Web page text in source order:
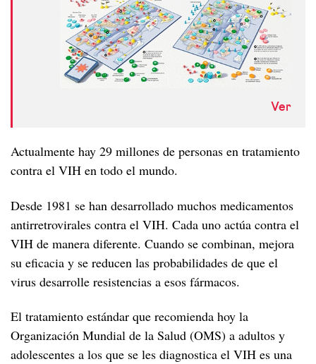
Cáncer y VIH
Menopausia y VIH
A los 30
A los 40
A los 50
Ver
Actualmente hay 29 millones de personas en tratamiento
contra el VIH en todo el mundo.
Desde 1981 se han desarrollado muchos medicamentos
antirretrovirales contra el VIH. Cada uno actúa contra el
VIH de manera diferente. Cuando se combinan, mejora
su eficacia y se reducen las probabilidades de que el
virus desarrolle resistencias a esos fármacos.
El tratamiento estándar que recomienda hoy la
Organización Mundial de la Salud (OMS) a adultos y
adolescentes a los que se les diagnostica el VIH es una